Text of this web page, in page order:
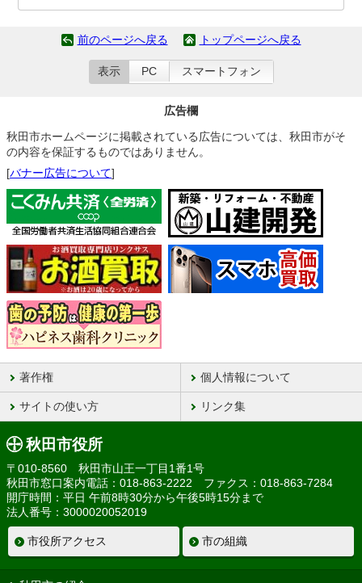
前のページへ戻る トップページへ戻る
表示 PC スマートフォン
広告欄
秋田市ホームページに掲載されている広告については、秋田市がそ
の内容を保証するものではありません。
[バナー広告について]
著作権 個人情報について
サイトの使い方 リンク集
秋田市役所
〒010-8560 秋田市山王一丁目1番1号
秋田市窓口案内電話：018-863-2222 ファクス：018-863-7284
開庁時間：平日 午前8時30分から午後5時15分まで
法人番号：3000020052019
市役所アクセス 市の組織